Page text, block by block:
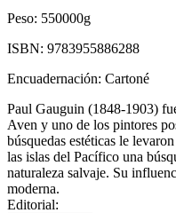
Peso: 550000g
ISBN: 9783955886288
Encuadernación: Cartoné
Paul Gauguin (1848-1903)
Aven y uno de los pintores
búsquedas estéticas le
las islas del Pacífico una
naturaleza salvaje. Su
moderna.
Editorial: